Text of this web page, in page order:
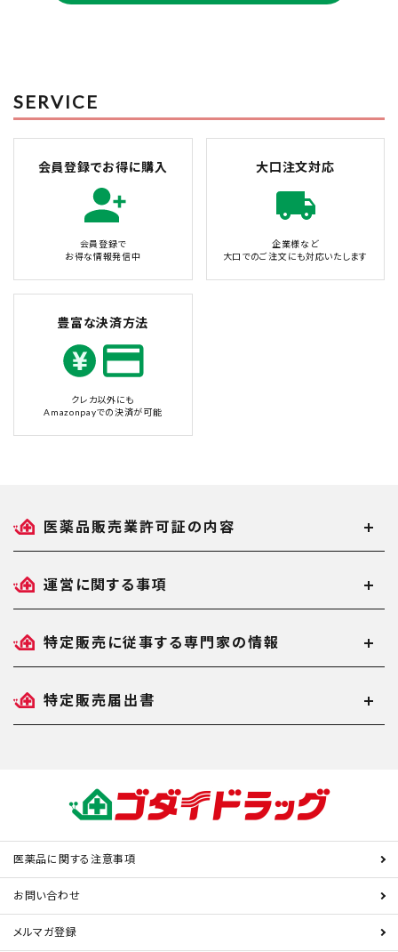
SERVICE
会員登録でお得に購入
会員登録で
お得な情報発信中
大口注文対応
企業様など
大口でのご注文にも対応いたします
豊富な決済方法
クレカ以外にも
Amazonpayでの決済が可能
医薬品販売業許可証の内容
運営に関する事項
特定販売に従事する専門家の情報
特定販売届出書
医薬品に関する注意事項
お問い合わせ
メルマガ登録